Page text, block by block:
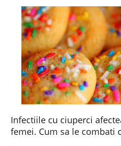
Infectiile cu ciuperci
femei. Cum sa le combati